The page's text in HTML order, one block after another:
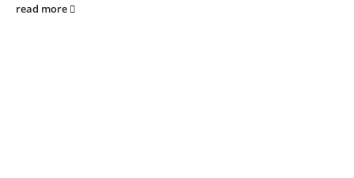
read more